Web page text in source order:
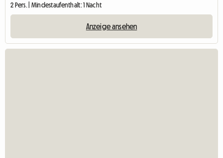
2 Pers. | Mindestaufenthalt: 1 Nacht
Anzeige ansehen